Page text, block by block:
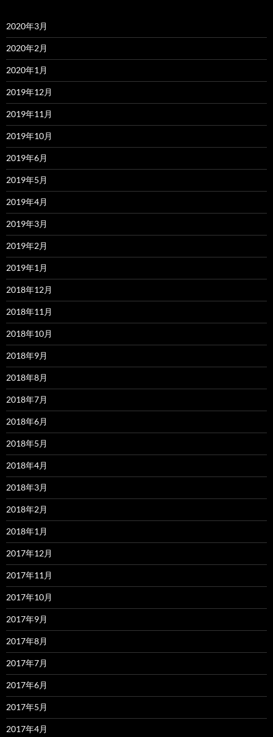
2020年3月
2020年2月
2020年1月
2019年12月
2019年11月
2019年10月
2019年6月
2019年5月
2019年4月
2019年3月
2019年2月
2019年1月
2018年12月
2018年11月
2018年10月
2018年9月
2018年8月
2018年7月
2018年6月
2018年5月
2018年4月
2018年3月
2018年2月
2018年1月
2017年12月
2017年11月
2017年10月
2017年9月
2017年8月
2017年7月
2017年6月
2017年5月
2017年4月